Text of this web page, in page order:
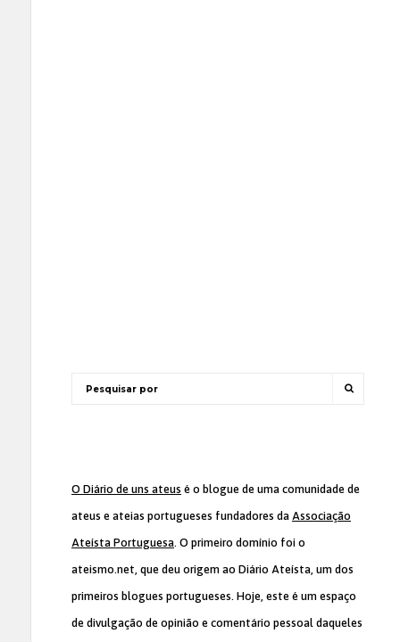
O Diário de uns ateus é o blogue de uma comunidade de
ateus e ateias portugueses fundadores da Associação
Ateísta Portuguesa. O primeiro domínio foi o
ateismo.net, que deu origem ao Diário Ateísta, um dos
primeiros blogues portugueses. Hoje, este é um espaço
de divulgação de opinião e comentário pessoal daqueles